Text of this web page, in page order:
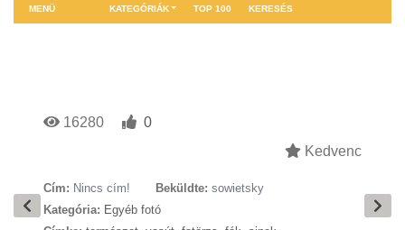
MENÜ KATEGÓRIÁK TOP 100 KERESÉS
16280
0
Kedvenc
Cím: Nincs cím! Beküldte: sowietsky
Kategória: Egyéb fotó